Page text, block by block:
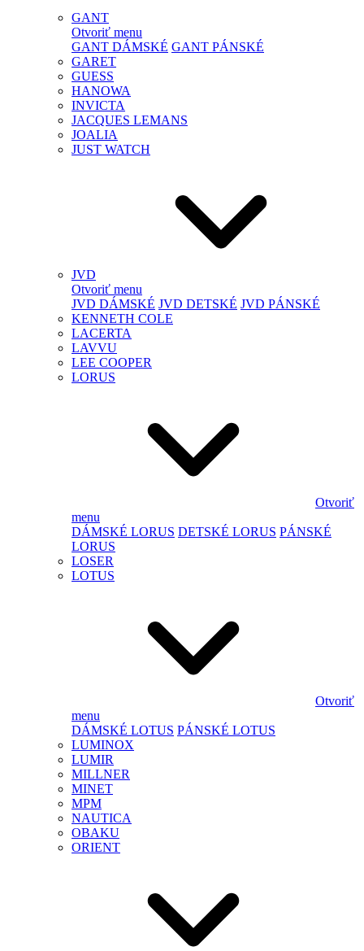
GANT
Otvoriť menu
GANT DÁMSKÉ GANT PÁNSKÉ
GARET
GUESS
HANOWA
INVICTA
JACQUES LEMANS
JOALIA
JUST WATCH
JVD
Otvoriť menu
JVD DÁMSKÉ JVD DETSKÉ JVD PÁNSKÉ
KENNETH COLE
LACERTA
LAVVU
LEE COOPER
LORUS
Otvoriť
menu
DÁMSKÉ LORUS DETSKÉ LORUS PÁNSKÉ
LORUS
LOSER
LOTUS
Otvoriť
menu
DÁMSKÉ LOTUS PÁNSKÉ LOTUS
LUMINOX
LUMIR
MILLNER
MINET
MPM
NAUTICA
OBAKU
ORIENT